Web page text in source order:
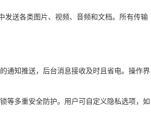
发送各类图片、视频、音频和文档。所有传输
通知推送，后台消息接收及时且省电。操作界
等多重安全防护。用户可自定义隐私选项，如